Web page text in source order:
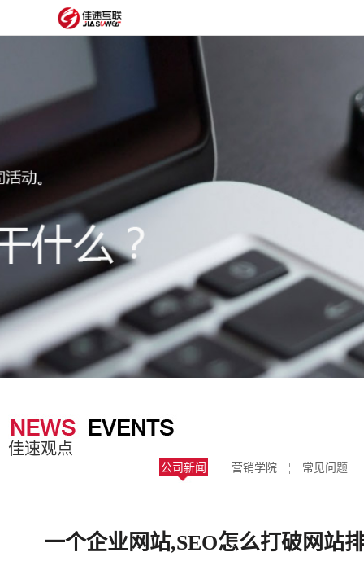
设
网
建
制
板
抖
获
里
服
经
案
站
圈
子
关
佳速观点
公司新闻 ¦ 营销学院 ¦ 常见问题
一个企业网站,SEO怎么打破网站